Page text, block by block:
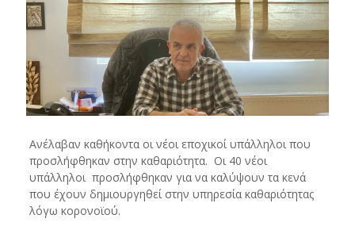
Ανέλαβαν καθήκοντα οι νέοι εποχικοί υπάλληλοι που
προσλήφθηκαν στην καθαριότητα. Οι 40 νέοι
υπάλληλοι προσλήφθηκαν για να καλύψουν τα κενά
που έχουν δημιουργηθεί στην υπηρεσία καθαριότητας
λόγω κορονοϊού.